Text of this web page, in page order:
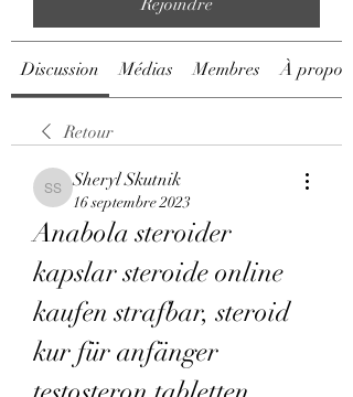
Rejoindre
Discussion Médias Membres À propos
Retour
Sheryl Skutnik
Sheryl Skutnik
16 septembre 2023
Anabola steroider
kapslar steroide online
kaufen strafbar, steroid
kur für anfänger